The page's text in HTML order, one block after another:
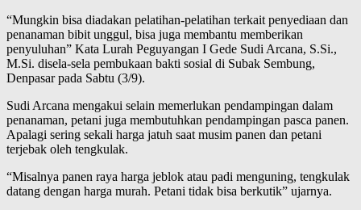
“Mungkin bisa diadakan pelatihan-pelatihan terkait penyediaan dan
penanaman bibit unggul, bisa juga membantu memberikan
penyuluhan” Kata Lurah Peguyangan I Gede Sudi Arcana, S.Si.,
M.Si. disela-sela pembukaan bakti sosial di Subak Sembung,
Denpasar pada Sabtu (3/9).
Sudi Arcana mengakui selain memerlukan pendampingan dalam
penanaman, petani juga membutuhkan pendampingan pasca panen.
Apalagi sering sekali harga jatuh saat musim panen dan petani
terjebak oleh tengkulak.
“Misalnya panen raya harga jeblok atau padi menguning, tengkulak
datang dengan harga murah. Petani tidak bisa berkutik” ujarnya.